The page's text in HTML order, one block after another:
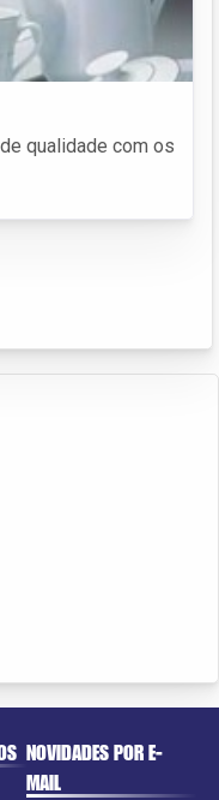
qualidade com os
NOVIDADES POR E-
MAIL